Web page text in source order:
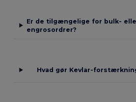
Er de tilgængelige for bulk-
engrosordrer?
Hvad gør Kevlar-